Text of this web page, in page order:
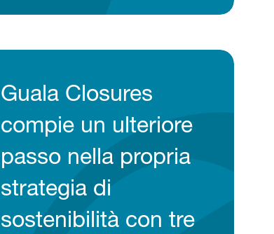
Guala Closures
compie un ulteriore
passo nella propria
strategia di
sostenibilità con tre